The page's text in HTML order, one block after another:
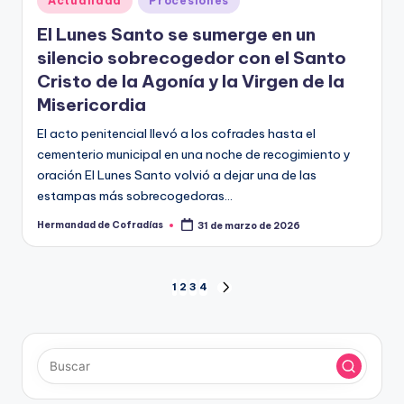
en
El Lunes Santo se sumerge en un
silencio sobrecogedor con el Santo
Cristo de la Agonía y la Virgen de la
Misericordia
El acto penitencial llevó a los cofrades hasta el
cementerio municipal en una noche de recogimiento y
oración El Lunes Santo volvió a dejar una de las
estampas más sobrecogedoras…
Publicado
Hermandad de Cofradías 31 de marzo de 2026
de
entradas
1 2 3 4